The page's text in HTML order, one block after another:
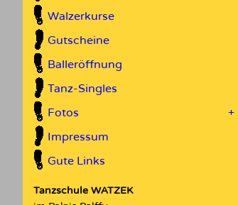
Walzerkurse
Gutscheine
Balleröffnung
Tanz-Singles
Fotos
+
Impressum
Gute Links
Tanzschule WATZEK